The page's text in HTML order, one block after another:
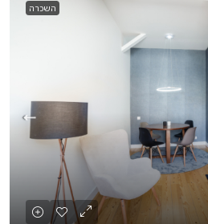
השכרה